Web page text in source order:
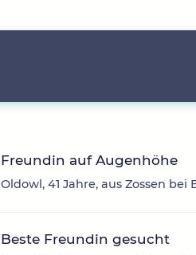
Freundin auf Augenhöhe
Oldowl, 41 Jahre, aus Zossen bei
Beste Freundin gesucht